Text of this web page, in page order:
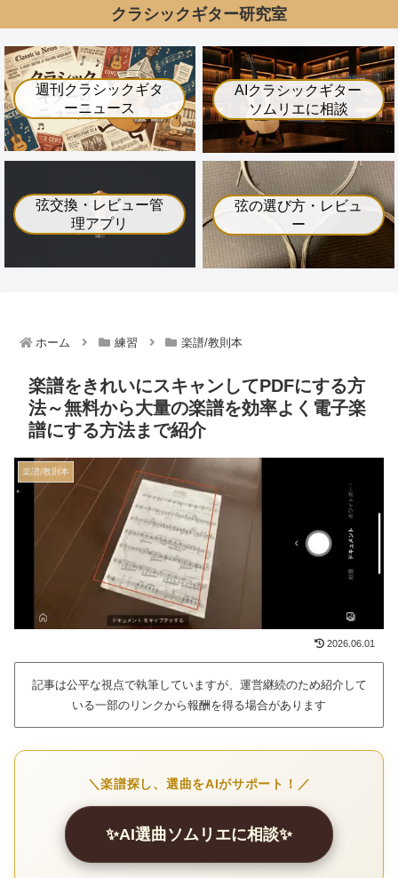
クラシックギター研究室
週刊クラシックギタ
ーニュース
AIクラシックギター
ソムリエに相談
弦交換・レビュー管
理アプリ
弦の選び方・レビュ
ー
ホーム 練習 楽譜/教則本
楽譜をきれいにスキャンしてPDFにする方
法～無料から大量の楽譜を効率よく電子楽
譜にする方法まで紹介
楽譜/教則本
2026.06.01
記事は公平な視点で執筆していますが、運営継続のため紹介して
いる一部のリンクから報酬を得る場合があります
＼楽譜探し、選曲をAIがサポート！／
✨AI選曲ソムリエに相談✨